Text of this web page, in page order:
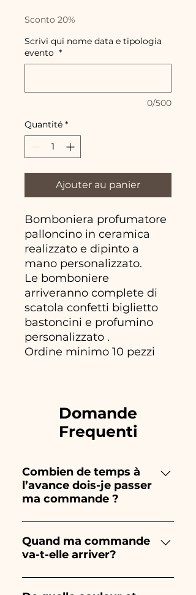
Sconto 20%
Scrivi qui nome data e tipologia
evento *
0/500
Quantité *
Ajouter au panier
Bomboniera profumatore
palloncino in ceramica
realizzato e dipinto a
mano personalizzato.
Le bomboniere
arriveranno complete di
scatola confetti biglietto
bastoncini e profumino
personalizzato .
Ordine minimo 10 pezzi
Domande
Frequenti
Combien de temps à
l’avance dois-je passer
ma commande ?
Ceramiche Ania crée et peint
entièrement à la main, donc
leur création prend beaucoup
Quand ma commande
va-t-elle arriver?
La réception de la commande